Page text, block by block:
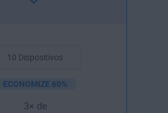
ECONOMIZE 60%
3× de